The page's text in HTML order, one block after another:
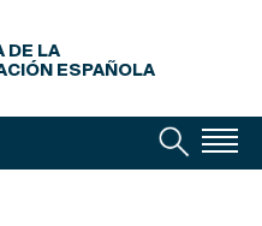
DE LA
ESPAÑOLA